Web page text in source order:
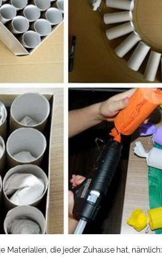
Materialien, die jeder Zuhause hat, nämlich: